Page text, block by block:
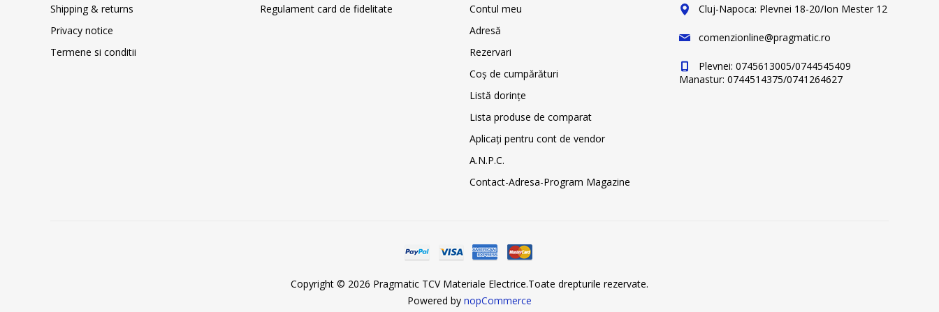
Shipping & returns
Privacy notice
Termene si conditii
Regulament card de fidelitate
Contul meu
Adresă
Rezervari
Coş de cumpărături
Listă dorințe
Lista produse de comparat
Aplicați pentru cont de vendor
A.N.P.C.
Contact-Adresa-Program Magazine
Cluj-Napoca: Plevnei 18-20/Ion Mester 12
comenzionline@pragmatic.ro
Plevnei: 0745613005/0744545409
Manastur: 0744514375/0741264627
Copyright © 2026 Pragmatic TCV Materiale Electrice.Toate drepturile rezervate.
Powered by nopCommerce